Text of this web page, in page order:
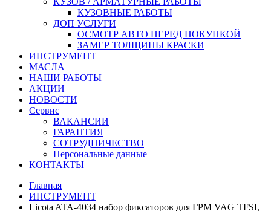
КУЗОВНЫЕ РАБОТЫ
ДОП УСЛУГИ
ОСМОТР АВТО ПЕРЕД ПОКУПКОЙ
ЗАМЕР ТОЛЩИНЫ КРАСКИ
ИНСТРУМЕНТ
МАСЛА
НАШИ РАБОТЫ
АКЦИИ
НОВОСТИ
Сервис
ВАКАНСИИ
ГАРАНТИЯ
СОТРУДНИЧЕСТВО
Персональные данные
КОНТАКТЫ
Главная
ИНСТРУМЕНТ
Licota ATA-4034 набор фиксаторов для ГРМ VAG TFSI,